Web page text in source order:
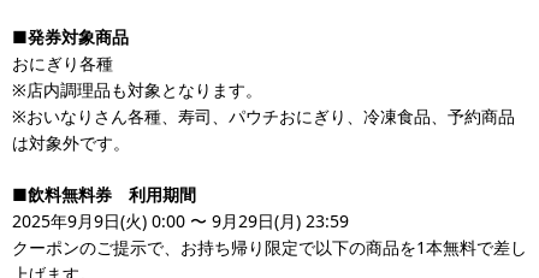
■発券対象商品
おにぎり各種
※店内調理品も対象となります。
※おいなりさん各種、寿司、パウチおにぎり、冷凍食品、予約商品
は対象外です。
■飲料無料券 利用期間
2025年9月9日(火) 0:00 〜 9月29日(月) 23:59
クーポンのご提示で、お持ち帰り限定で以下の商品を1本無料で差し